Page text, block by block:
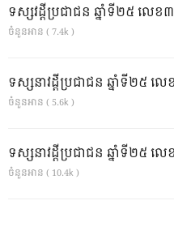
ទស្សវដ្តីប្រជាជន ឆ្នាំទី២៥ លេ
ចំនួនអាន ( 7.4k )
ទស្សនាវដ្ដីប្រជាជន ឆ្នាំទី២៥ ល
ចំនួនអាន ( 5.6k )
ទស្សនាវដ្ដីប្រជាជន ឆ្នាំទី២៥ ល
ចំនួនអាន ( 10.4k )